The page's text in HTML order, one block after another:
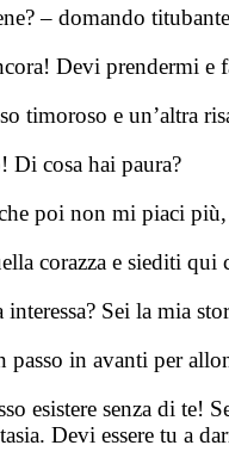
– domando
Devi prendermi e
timoroso e un’altra
Di cosa hai paura?
poi non mi piaci
corazza e siediti qui
interessa? Sei la mia
passo in avanti per
esistere senza di te!
Devi essere tu a